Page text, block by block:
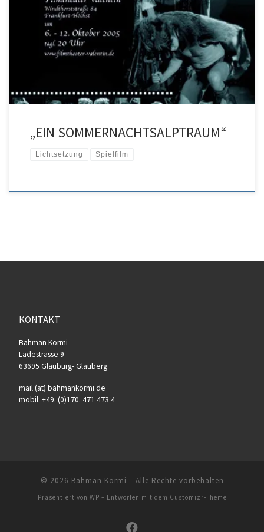
Ein Kinofilm … über den Kosmos hinter den Kulissen, voller
zickiger Diven, besoffener Knattermimen und genialischen
Regietitanen, über Blödsinn und Herrlichkeit des Theaters und die
Narren des Glücks.
„EIN SOMMERNACHTSALPTRAUM“
Lichtsetzung Spielfilm
KONTAKT
Bahman Kormi
Ladestrasse 9
63695 Glauburg- Glauberg
mail (ät) bahmankormi.de
mobil: +49. (0)170. 471 473 4
© 2026 Bahman Kormi – Alle Rechte vorbehalten
Präsentiert von WP – Entworfen mit dem Customizr-Theme